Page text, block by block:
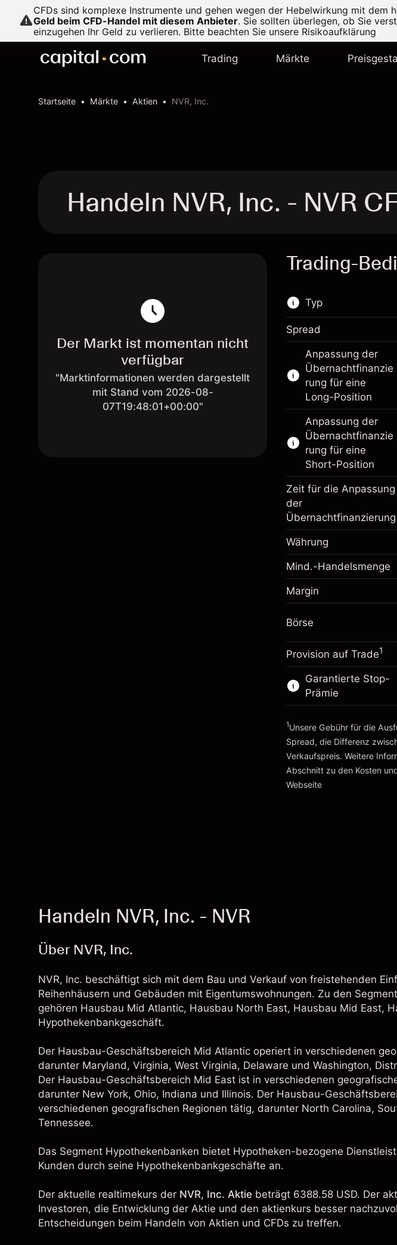
CFDs sind komplexe Instrumente und gehen wegen der Hebelwirkung mit dem
Geld beim CFD-Handel mit diesem Anbieter. Sie sollten überlegen, ob Sie
einzugehen Ihr Geld zu verlieren. Bitte beachten Sie unsere Risikoaufklärung
Trading Märkte
Startseite Märkte Aktien NVR, Inc.
Handeln NVR, Inc. - NVR
Der Markt ist momentan nicht
verfügbar
"Marktinformationen werden dargestellt
mit Stand vom 2026-08-
07T19:48:01+00:00"
Trading-
Typ
Dieses
über CFDs und
Erfahren Sie mehr
CFDs
Knock-outs
Spread
Anpassung der
Übernachtfinanzie
rung für eine
Long-Position
Margin. Ihre
Anpassung der
Gebühren aus
Positionswert
Positionsgröße mit
Zur Plattform
Anpassung der
Übernachtfinanzie
rung für eine
Short-Position
Margin. Ihre
Anpassung der
Positionswert
Positionsgröße mit
Geld aus
Zeit für die Anpassung
der
Übernachtfinanzierung
Währung
Mind.-Handelsmenge
Margin
Börse
Provision auf Trade1
Garantierte Stop-
Prämie
Kosten und
1Unsere Gebühr für die
Spread, die Differenz
Verkaufspreis. Weitere
Abschnitt zu den Kosten
Webseite
Handeln NVR, Inc. - NVR
Über NVR, Inc.
NVR, Inc. beschäftigt sich mit dem Bau und Verkauf von freistehenden
Reihenhäusern und Gebäuden mit Eigentumswohnungen. Zu den
gehören Hausbau Mid Atlantic, Hausbau North East, Hausbau Mid East,
Hypothekenbankgeschäft.
Der Hausbau-Geschäftsbereich Mid Atlantic operiert in verschiedenen
darunter Maryland, Virginia, West Virginia, Delaware und Washington,
Der Hausbau-Geschäftsbereich Mid East ist in verschiedenen
darunter New York, Ohio, Indiana und Illinois. Der Hausbau-
verschiedenen geografischen Regionen tätig, darunter North Carolina,
Tennessee.
Das Segment Hypothekenbanken bietet Hypotheken-bezogene
Kunden durch seine Hypothekenbankgeschäfte an.
Der aktuelle realtimekurs der NVR, Inc. Aktie beträgt 6388.58 USD. Der
Investoren, die Entwicklung der Aktie und den aktienkurs besser
Entscheidungen beim Handeln von Aktien und CFDs zu treffen.